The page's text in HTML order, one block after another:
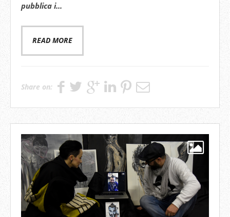
pubblica i...
READ MORE
Share on: